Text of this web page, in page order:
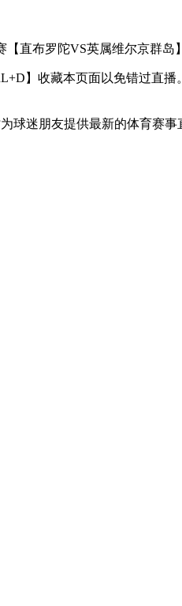
直布罗陀VS英属维尔京群岛
】收藏本页面以免错过直
迷朋友提供最新的体育赛事